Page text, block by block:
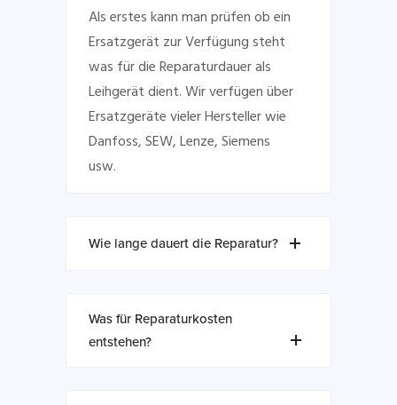
Als erstes kann man prüfen ob ein
Ersatzgerät zur Verfügung steht
was für die Reparaturdauer als
Leihgerät dient. Wir verfügen über
Ersatzgeräte vieler Hersteller wie
Danfoss, SEW, Lenze, Siemens
usw.
Wie lange dauert die Reparatur?
Was für Reparaturkosten
entstehen?